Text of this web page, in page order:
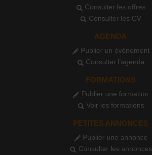
Consulter les offres
Consulter les CV
AGENDA
Publier un événement
Consulter l'agenda
FORMATIONS
Publier une formation
Voir les formations
PETITES ANNONCES
Publier une annonce
Consulter les annonces